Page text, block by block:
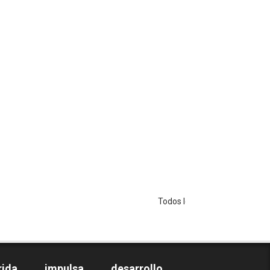
Todos los Derechos Reservados -